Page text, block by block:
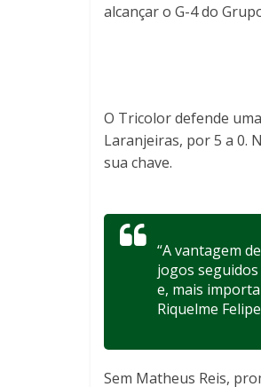
alcançar o G-4 do
O Tricolor defende
Laranjeiras, por 5 a 0.
sua chave.
“A vantagem
jogos
e, mais
Riquelme
Sem Matheus Reis,